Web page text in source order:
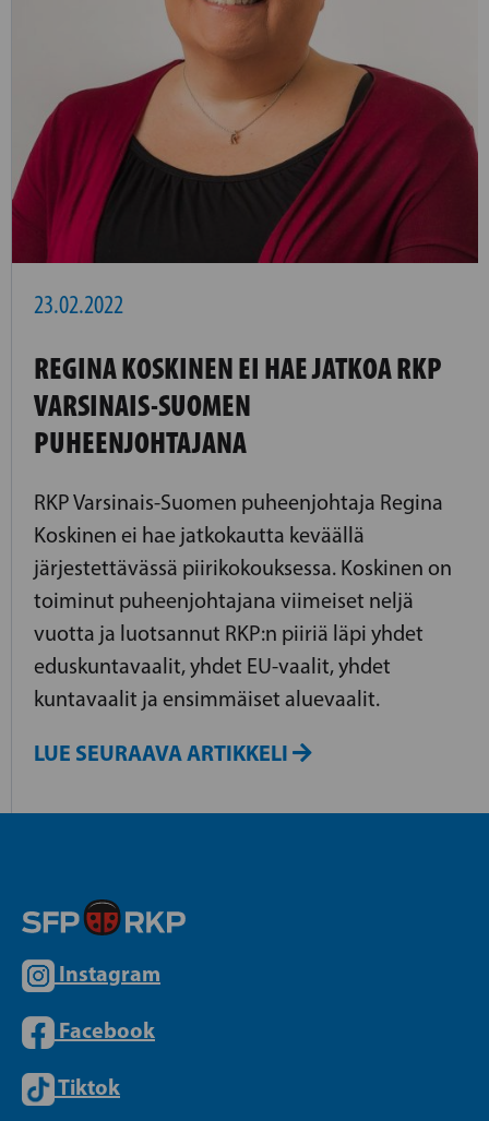
23.02.2022
REGINA KOSKINEN EI HAE JATKOA RKP
VARSINAIS-SUOMEN
PUHEENJOHTAJANA
RKP Varsinais-Suomen puheenjohtaja Regina
Koskinen ei hae jatkokautta keväällä
järjestettävässä piirikokouksessa. Koskinen on
toiminut puheenjohtajana viimeiset neljä
vuotta ja luotsannut RKP:n piiriä läpi yhdet
eduskuntavaalit, yhdet EU-vaalit, yhdet
kuntavaalit ja ensimmäiset aluevaalit.
LUE SEURAAVA ARTIKKELI
Instagram
Facebook
Tiktok